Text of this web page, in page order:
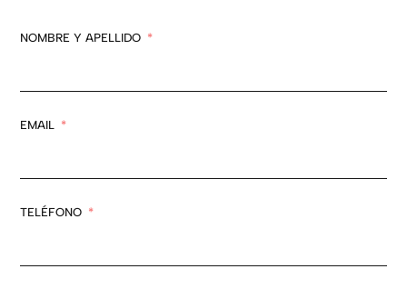
NOMBRE Y APELLIDO
EMAIL
TELÉFONO